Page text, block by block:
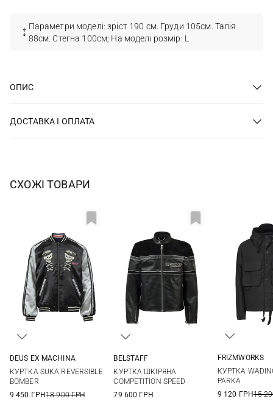
Параметри моделі: зріст 190 см. Груди 105см. Талія
88см. Стегна 100см; На моделі розмір: L
ОПИС
ДОСТАВКА І ОПЛАТА
СХОЖІ ТОВАРИ
DEUS EX MACHINА
КУРТКА SUKA REVERSIBLE
BOMBER
9 450 ГРН18 900 ГРН
BELSTAFF
КУРТКА ШКІРЯНА
COMPETITION SPEED
79 600 ГРН
FRIZMWORKS
КУРТКА
PARKA
9 120 ГРН15